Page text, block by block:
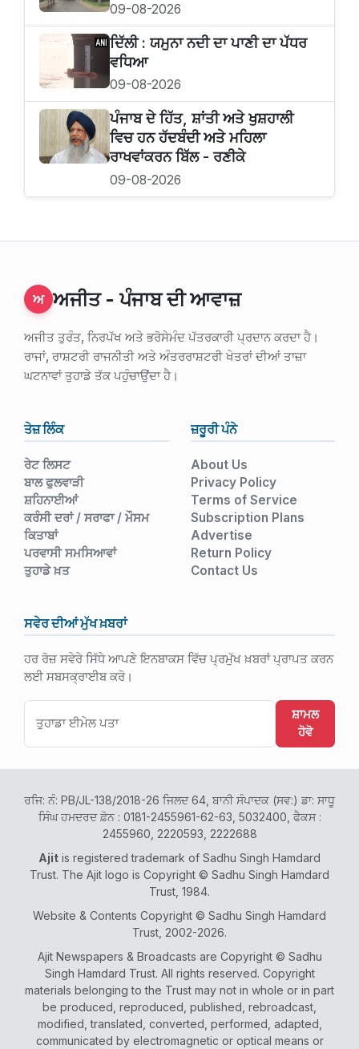
09-08-2026
ਦਿੱਲੀ : ਯਮੁਨਾ ਨਦੀ ਦਾ ਪਾਣੀ ਦਾ ਪੱਧਰ
ਵਧਿਆ
09-08-2026
ਪੰਜਾਬ ਦੇ ਹਿੱਤ, ਸ਼ਾਂਤੀ ਅਤੇ ਖੁਸ਼ਹਾਲੀ
ਵਿਚ ਹਨ ਹੱਦਬੰਦੀ ਅਤੇ ਮਹਿਲਾ
ਰਾਖਵਾਂਕਰਨ ਬਿੱਲ - ਰਣੀਕੇ
09-08-2026
ਅ ਅਜੀਤ - ਪੰਜਾਬ ਦੀ ਆਵਾਜ਼
ਅਜੀਤ ਤੁਰੰਤ, ਨਿਰਪੱਖ ਅਤੇ ਭਰੋਸੇਮੰਦ ਪੱਤਰਕਾਰੀ ਪ੍ਰਦਾਨ ਕਰਦਾ ਹੈ।
ਰਾਜਾਂ, ਰਾਸ਼ਟਰੀ ਰਾਜਨੀਤੀ ਅਤੇ ਅੰਤਰਰਾਸ਼ਟਰੀ ਖੇਤਰਾਂ ਦੀਆਂ ਤਾਜ਼ਾ
ਘਟਨਾਵਾਂ ਤੁਹਾਡੇ ਤੱਕ ਪਹੁੰਚਾਉਂਦਾ ਹੈ।
ਤੇਜ਼ ਲਿੰਕ
ਰੇਟ ਲਿਸਟ
ਬਾਲ ਫੁਲਵਾੜੀ
ਸ਼ਹਿਨਾਈਆਂ
ਕਰੰਸੀ ਦਰਾਂ / ਸਰਾਫਾ / ਮੌਸਮ
ਕਿਤਾਬਾਂ
ਪਰਵਾਸੀ ਸਮਸਿਆਵਾਂ
ਤੁਹਾਡੇ ਖ਼ਤ
ਜ਼ਰੂਰੀ ਪੰਨੇ
About Us
Privacy Policy
Terms of Service
Subscription Plans
Advertise
Return Policy
Contact Us
ਸਵੇਰ ਦੀਆਂ ਮੁੱਖ ਖ਼ਬਰਾਂ
ਹਰ ਰੋਜ਼ ਸਵੇਰੇ ਸਿੱਧੇ ਆਪਣੇ ਇਨਬਾਕਸ ਵਿੱਚ ਪ੍ਰਮੁੱਖ ਖ਼ਬਰਾਂ ਪ੍ਰਾਪਤ ਕਰਨ
ਲਈ ਸਬਸਕ੍ਰਾਈਬ ਕਰੋ।
ਸ਼ਾਮਲ
ਹੋਵੋ
ਰਜਿ: ਨੰ: PB/JL-138/2018-26 ਜਿਲਦ 64, ਬਾਨੀ ਸੰਪਾਦਕ (ਸਵ:) ਡਾ: ਸਾਧੂ
ਸਿੰਘ ਹਮਦਰਦ ਫ਼ੋਨ : 0181-2455961-62-63, 5032400, ਫੈਕਸ :
2455960, 2220593, 2222688
Ajit is registered trademark of Sadhu Singh Hamdard
Trust. The Ajit logo is Copyright © Sadhu Singh Hamdard
Trust, 1984.
Website & Contents Copyright © Sadhu Singh Hamdard
Trust, 2002-2026.
Ajit Newspapers & Broadcasts are Copyright © Sadhu
Singh Hamdard Trust. All rights reserved. Copyright
materials belonging to the Trust may not in whole or in part
be produced, reproduced, published, rebroadcast,
modified, translated, converted, performed, adapted,
communicated by electromagnetic or optical means or